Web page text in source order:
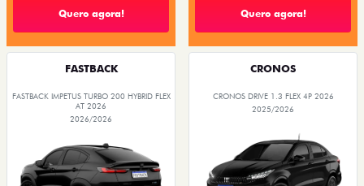
Quero agora! Quero agora!
FASTBACK
FASTBACK IMPETUS TURBO 200 HYBRID FLEX
AT 2026
2026/2026
CRONOS
CRONOS DRIVE 1.3 FLEX 4P 2026
2025/2026